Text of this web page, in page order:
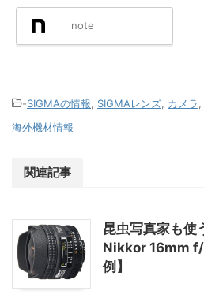
note
-SIGMAの情報 SIGMAレンズ カメラ
海外機材情報
関連記事
昆虫写真家も
Nikkor 16mm
例】